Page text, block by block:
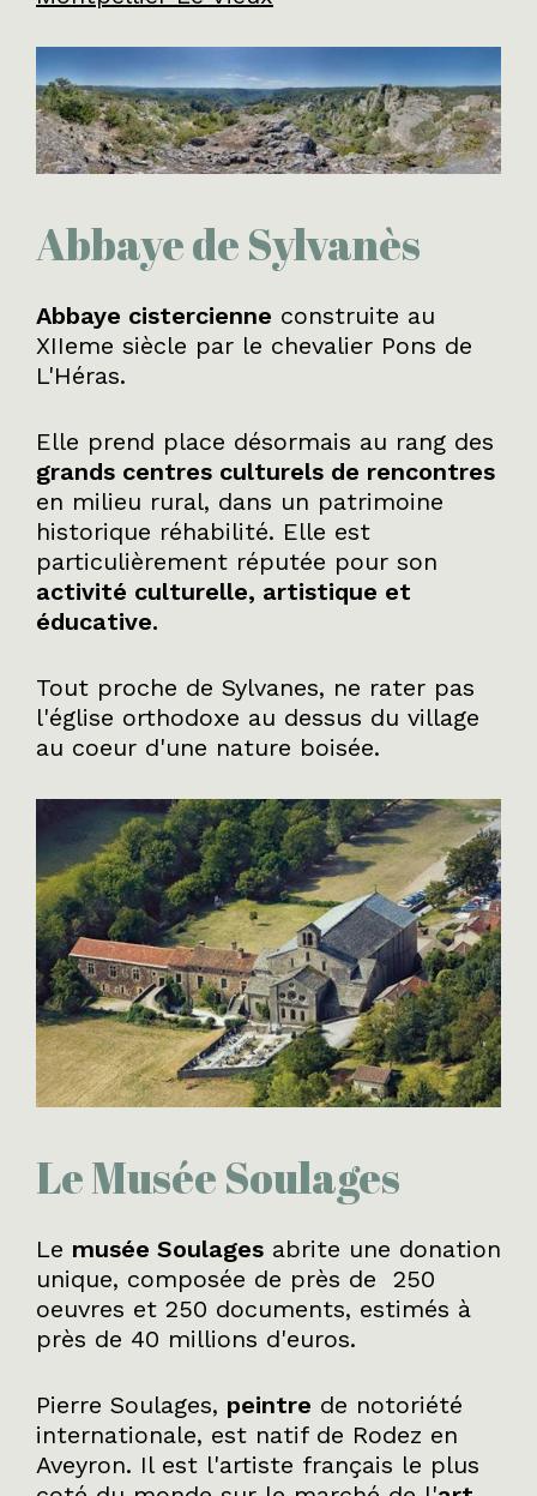
Abbaye de Sylvanès
Abbaye cistercienne construite au
XIIeme siècle par le chevalier Pons de
L'Héras.
Elle prend place désormais au rang des
grands centres culturels de rencontres
en milieu rural, dans un patrimoine
historique réhabilité. Elle est
particulièrement réputée pour son
activité culturelle, artistique et
éducative.
Tout proche de Sylvanes, ne rater pas
l'église orthodoxe au dessus du village
au coeur d'une nature boisée.
Le Musée Soulages
Le musée Soulages abrite une donation
unique, composée de près de 250
oeuvres et 250 documents, estimés à
près de 40 millions d'euros.
Pierre Soulages, peintre de notoriété
internationale, est natif de Rodez en
Aveyron. Il est l'artiste français le plus